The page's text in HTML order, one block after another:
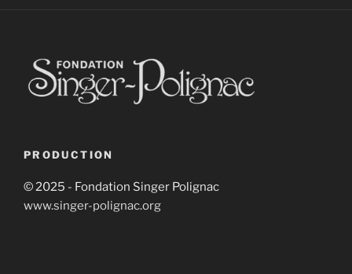
PRODUCTION
© 2025 - Fondation Singer Polignac
www.singer-polignac.org